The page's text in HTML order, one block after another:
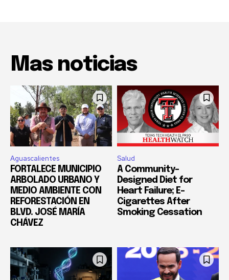
Mas noticias
Aguascalientes
FORTALECE MUNICIPIO
ARBOLADO URBANO Y
MEDIO AMBIENTE CON
REFORESTACIÓN EN
BLVD. JOSÉ MARÍA
CHÁVEZ
Salud
A Community-
Designed Diet for
Heart Failure; E-
Cigarettes After
Smoking Cessation